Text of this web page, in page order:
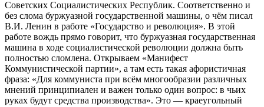
Советских Социалистических Республик. Соответственно и
без слома буржуазной государственной машины, о чём писал
В.И. Ленин в работе «Государство и революция». В этой
работе вождь прямо говорит, что буржуазная государственная
машина в ходе социалистической революции должна быть
полностью сломлена. Открываем «Манифест
Коммунистической партии», а там есть такая афористичная
фраза: «Для коммуниста при всём многообразии различных
мнений принципиален и важен только один вопрос: в чьих
руках будут средства производства». Это — краеугольный